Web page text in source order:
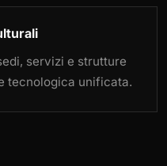
servizi e strutture
tecnologica unificata.